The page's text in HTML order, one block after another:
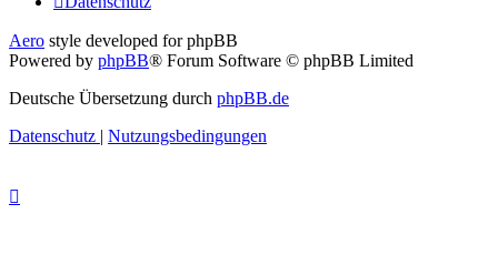
Aero style developed for phpBB
Powered by phpBB® Forum Software © phpBB Limited
Deutsche Übersetzung durch phpBB.de
Datenschutz | Nutzungsbedingungen